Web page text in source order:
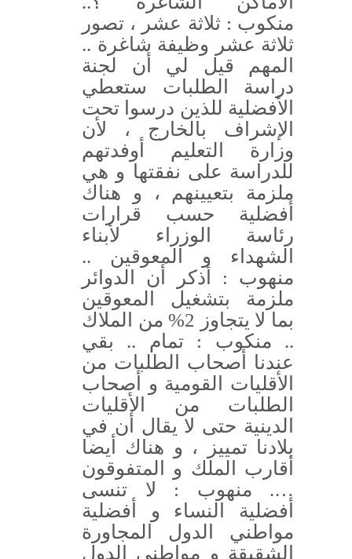
منكوب : ثلاثة عشر ، تصور
ثلاثة عشر وظيفة شاغرة ..
المهم قيل لي أن لجنة
دراسة الطلبات ستعطي
الأفضلية للذين درسوا تحت
الإشراف بالخارج ، لأن
وزارة التعليم أوفدتهم
للدراسة على نفقتها و هي
ملزمة بتعيينهم ، و هناك
أفضلية حسب قرارات
رئاسة الوزراء لأبناء
الشهداء و المعوقين ..
منهوب : أذكر أن الدوائر
ملزمة بتشغيل المعوقين
بما لا يتجاوز 2% من الملاك
.. منكوب : تمام .. بقي
عندنا أصحاب الطلبات من
الأقليات القومية و أصحاب
الطلبات من الأقليات
الدينية حتى لا يقال أن في
بلادنا تمييز ، و هناك أيضا
أقارب الملك و المتفوقون
…. منهوب : لا تنسى
أفضلية النساء و أفضلية
مواطني الدول المجاورة
الشقيقة و مواطني الدول